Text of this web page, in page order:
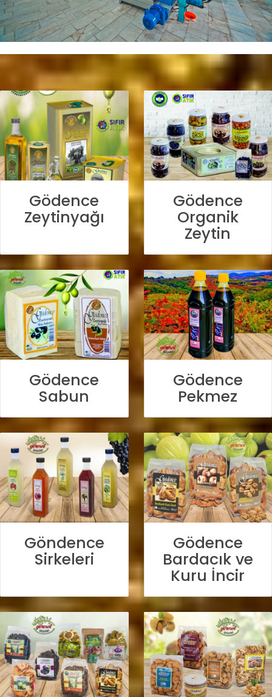
Gödence
Zeytinyağı
Gödence
Organik
Zeytin
Gödence
Sabun
Gödence
Pekmez
Göndence
Sirkeleri
Gödence
Bardacık ve
Kuru İncir